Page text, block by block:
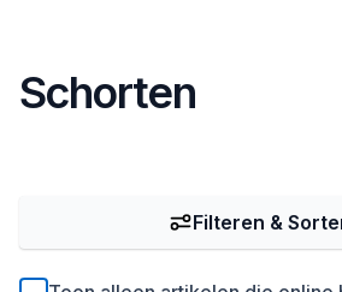
Schorten
Filteren &